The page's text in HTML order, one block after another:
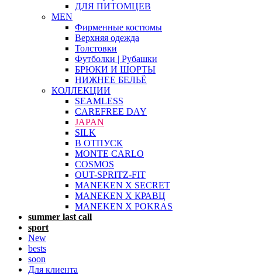
ДЛЯ ПИТОМЦЕВ
MEN
Фирменные костюмы
Верхняя одежда
Толстовки
Футболки | Рубашки
БРЮКИ И ШОРТЫ
НИЖНЕЕ БЕЛЬЁ
КОЛЛЕКЦИИ
SEAMLESS
CAREFREE DAY
JAPAN
SILK
В ОТПУСК
MONTE CARLO
COSMOS
OUT-SPRITZ-FIT
MANEKEN X SECRET
MANEKEN X КРАВЦ
MANEKEN X POKRAS
summer last call
sport
New
bests
soon
Для клиента